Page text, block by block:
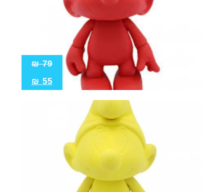
79
₪
55
₪